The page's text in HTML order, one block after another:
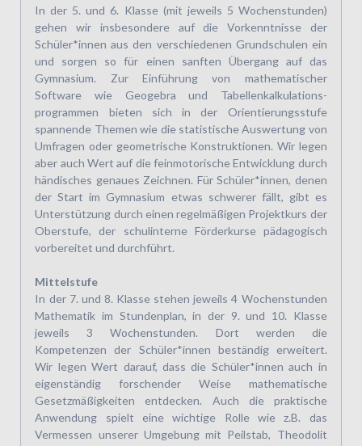
In der 5. und 6. Klasse (mit jeweils 5 Wochenstunden)
gehen wir insbesondere auf die Vorkenntnisse der
Schüler*innen aus den verschiedenen Grundschulen ein
und sorgen so für einen sanften Übergang auf das
Gymnasium. Zur Einführung von mathematischer
Software wie Geogebra und Tabellen­kalkulations­
programmen bieten sich in der Orientierungsstufe
spannende Themen wie die statistische Auswertung von
Umfragen oder geometrische Konstruktionen. Wir legen
aber auch Wert auf die feinmotorische Entwicklung durch
händisches genaues Zeichnen. Für Schüler*innen, denen
der Start im Gymnasium etwas schwerer fällt, gibt es
Unterstützung durch einen regelmäßigen Projektkurs der
Oberstufe, der schulinterne Förderkurse pädagogisch
vorbereitet und durchführt.
Mittelstufe
In der 7. und 8. Klasse stehen jeweils 4 Wochenstunden
Mathematik im Stundenplan, in der 9. und 10. Klasse
jeweils 3 Wochenstunden. Dort werden die
Kompetenzen der Schüler*innen beständig erweitert.
Wir legen Wert darauf, dass die Schüler*innen auch in
eigenständig forschender Weise mathematische
Gesetzmäßigkeiten entdecken. Auch die praktische
Anwendung spielt eine wichtige Rolle wie z.B. das
Vermessen unserer Umgebung mit Peilstab, Theodolit